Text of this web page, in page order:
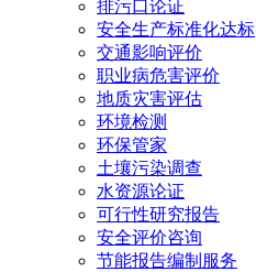
排污口论证
安全生产标准化达标
交通影响评价
职业病危害评价
地质灾害评估
环境检测
环保管家
土壤污染调查
水资源论证
可行性研究报告
安全评价咨询
节能报告编制服务